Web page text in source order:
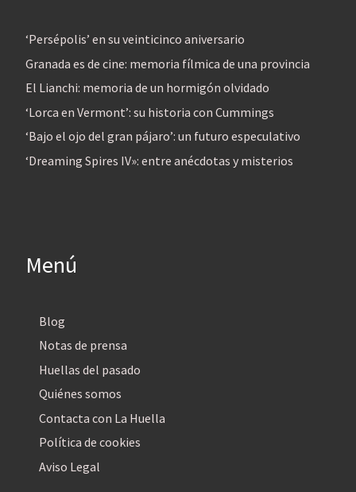
‘Persépolis’ en su veinticinco aniversario
Granada es de cine: memoria fílmica de una provincia
El Lianchi: memoria de un hormigón olvidado
‘Lorca en Vermont’: su historia con Cummings
‘Bajo el ojo del gran pájaro’: un futuro especulativo
‘Dreaming Spires IV»: entre anécdotas y misterios
Menú
Blog
Notas de prensa
Huellas del pasado
Quiénes somos
Contacta con La Huella
Política de cookies
Aviso Legal